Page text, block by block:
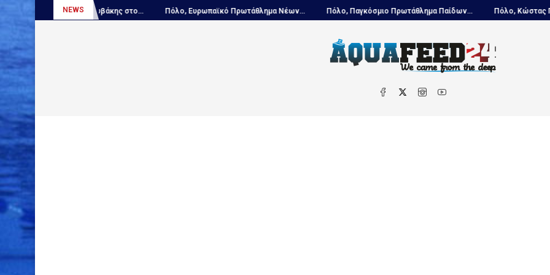
NEWS
Νίκος Κουτουβάκης στο... Πόλο, Ευρωπαϊκό Πρωτάθλημα Νέων... Πόλο, Παγκόσμιο Πρωτάθλημα Παίδων... Πόλο, Κώστας